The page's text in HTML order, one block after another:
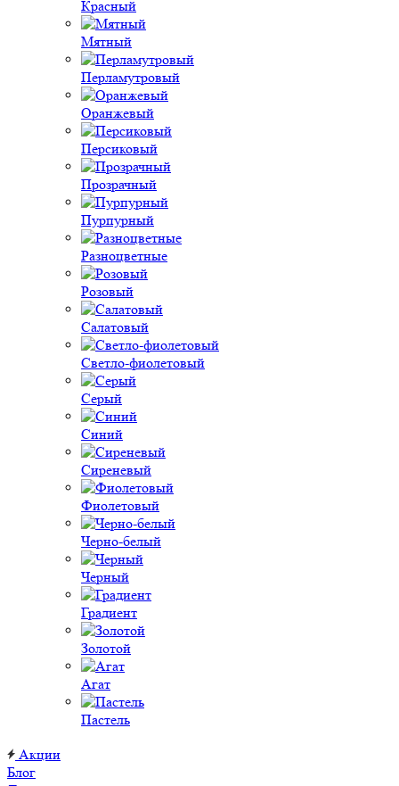
Красный
Мятный
Перламутровый
Оранжевый
Персиковый
Прозрачный
Пурпурный
Разноцветные
Розовый
Салатовый
Светло-фиолетовый
Серый
Синий
Сиреневый
Фиолетовый
Черно-белый
Черный
Градиент
Золотой
Агат
Пастель
Акции
Блог